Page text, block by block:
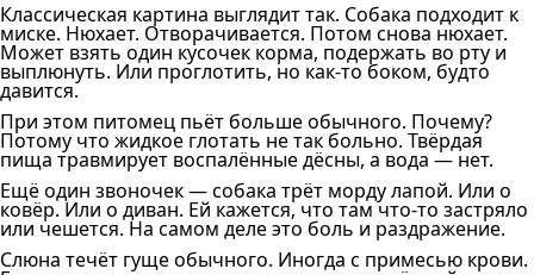
Классическая картина выглядит так. Собака подходит к
миске. Нюхает. Отворачивается. Потом снова нюхает.
Может взять один кусочек корма, подержать во рту и
выплюнуть. Или проглотить, но как-то боком, будто
давится.
При этом питомец пьёт больше обычного. Почему?
Потому что жидкое глотать не так больно. Твёрдая
пища травмирует воспалённые дёсны, а вода — нет.
Ещё один звоночек — собака трёт морду лапой. Или о
ковёр. Или о диван. Ей кажется, что там что-то застряло
или чешется. На самом деле это боль и раздражение.
Слюна течёт гуще обычного. Иногда с примесью крови.